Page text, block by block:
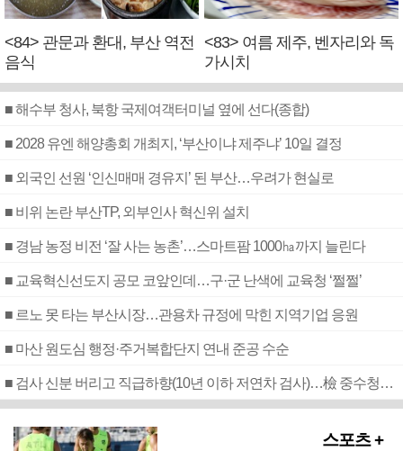
<84> 관문과 환대, 부산 역전
음식
<83> 여름 제주, 벤자리와 독
가시치
■ 해수부 청사, 북항 국제여객터미널 옆에 선다(종합)
■ 2028 유엔 해양총회 개최지, ‘부산이냐 제주냐’ 10일 결정
■ 외국인 선원 ‘인신매매 경유지’ 된 부산…우려가 현실로
■ 비위 논란 부산TP, 외부인사 혁신위 설치
■ 경남 농정 비전 ‘잘 사는 농촌’…스마트팜 1000㏊까지 늘린다
■ 교육혁신선도지 공모 코앞인데…구·군 난색에 교육청 ‘쩔쩔’
■ 르노 못 타는 부산시장…관용차 규정에 막힌 지역기업 응원
■ 마산 원도심 행정·주거복합단지 연내 준공 수순
■ 검사 신분 버리고 직급하향(10년 이하 저연차 검사)…檢 중수청행 기피
스포츠 +